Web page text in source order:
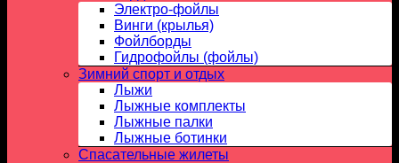
Электро-фойлы
Винги (крылья)
Фойлборды
Гидрофойлы (фойлы)
Зимний спорт и отдых
Лыжи
Лыжные комплекты
Лыжные палки
Лыжные ботинки
Спасательные жилеты